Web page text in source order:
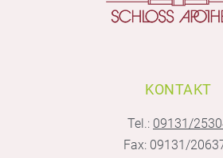
KONTAKT
Tel.: 09131/
Fax: 09131/